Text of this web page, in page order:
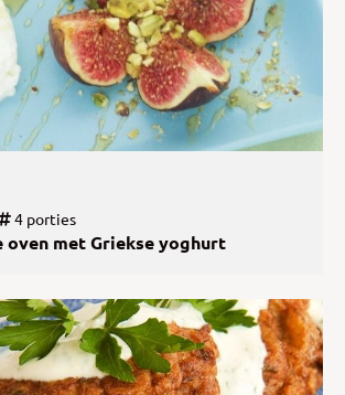
4 porties
met Griekse yoghurt